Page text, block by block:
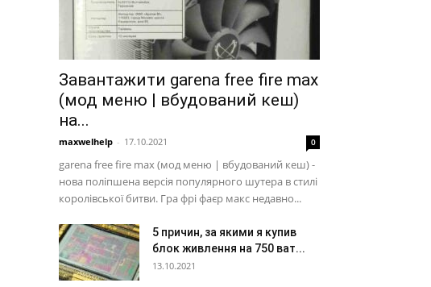
Завантажити garena free fire max
(мод меню | вбудований кеш)
на...
maxwelhelp - 17.10.2021 0
garena free fire max (мод меню | вбудований кеш) -
нова поліпшена версія популярного шутера в стилі
королівської битви. Гра фрі фаєр макс недавно...
5 причин, за якими я купив
блок живлення на 750 ват...
13.10.2021